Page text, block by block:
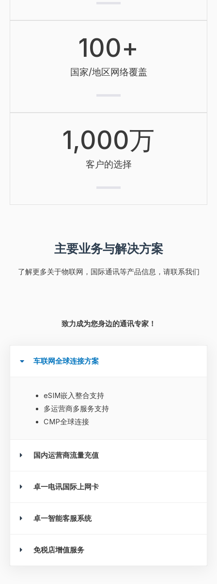
100+
国家/地区网络覆盖
1,000万
客户的选择
主要业务与解决方案
了解更多关于物联网，国际通讯等产品信息，请联系我们
致力成为您身边的通讯专家！
车联网全球连接方案
eSIM嵌入整合支持
多运营商多服务支持
CMP全球连接
国内运营商流量充值
卓一电讯国际上网卡
卓一智能客服系统
免税店增值服务